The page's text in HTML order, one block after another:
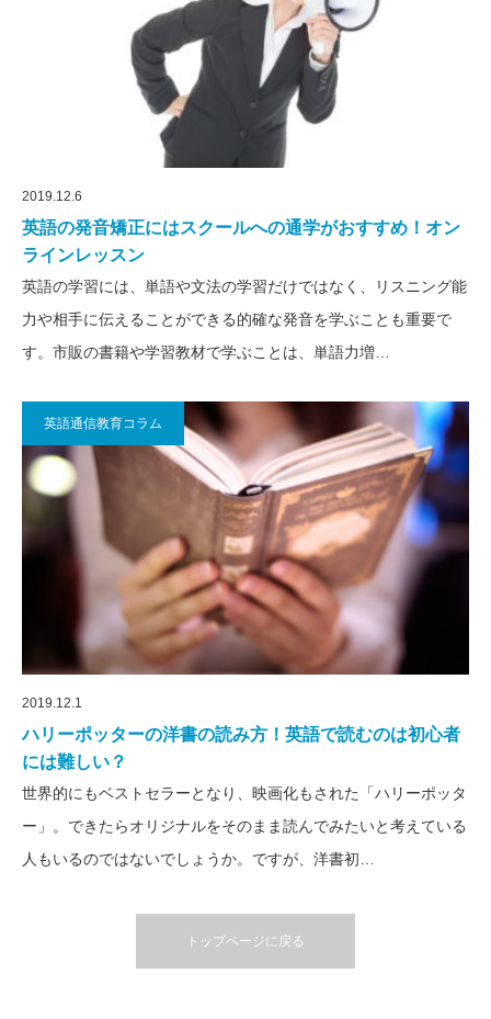
2019.12.6
英語の発音矯正にはスクールへの通学がおすすめ！オン
ラインレッスン
英語の学習には、単語や文法の学習だけではなく、リスニング能
力や相手に伝えることができる的確な発音を学ぶことも重要で
す。市販の書籍や学習教材で学ぶことは、単語力増…
英語通信教育コラム
2019.12.1
ハリーポッターの洋書の読み方！英語で読むのは初心者
には難しい？
世界的にもベストセラーとなり、映画化もされた「ハリーポッタ
ー」。できたらオリジナルをそのまま読んでみたいと考えている
人もいるのではないでしょうか。ですが、洋書初…
トップページに戻る